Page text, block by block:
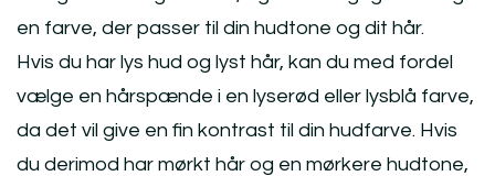
en farve, der passer til din hudtone og dit hår.
Hvis du har lys hud og lyst hår, kan du med fordel
vælge en hårspænde i en lyserød eller lysblå farve,
da det vil give en fin kontrast til din hudfarve. Hvis
du derimod har mørkt hår og en mørkere hudtone,